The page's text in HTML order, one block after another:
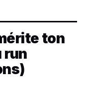
ton
run